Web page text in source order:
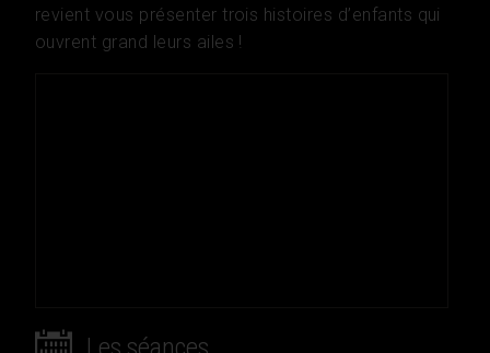
revient vous présenter trois histoires d’enfants qui
ouvrent grand leurs ailes !